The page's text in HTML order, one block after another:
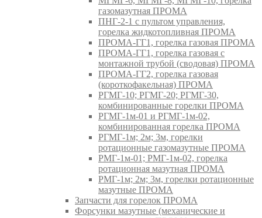
газомазутная ПРОМА
ПНГ-2-1 с пультом управления,
горелка жидкотопливная ПРОМА
ПРОМА-ГГ1, горелка газовая ПРОМА
ПРОМА-ГГ1, горелка газовая с
монтажной трубой (сводовая) ПРОМА
ПРОМА-ГГ2, горелка газовая
(короткофакельная) ПРОМА
РГМГ-10; РГМГ-20; РГМГ-30,
комбинированные горелки ПРОМА
РГМГ-1м-01 и РГМГ-1м-02,
комбинированная горелка ПРОМА
РГМГ-1м; 2м; 3м, горелки
ротационные газомазутные ПРОМА
РМГ-1м-01; РМГ-1м-02, горелка
ротационная мазутная ПРОМА
РМГ-1м; 2м; 3м, горелки ротационные
мазутные ПРОМА
Запчасти для горелок ПРОМА
Форсунки мазутные (механические и